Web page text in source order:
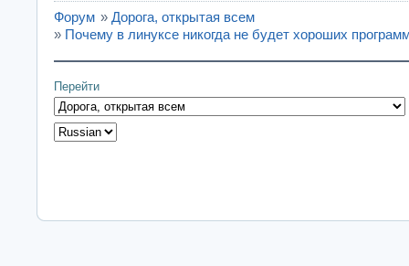
Форум » Дорога, открытая всем
» Почему в линуксе никогда не будет хороших
Перейти